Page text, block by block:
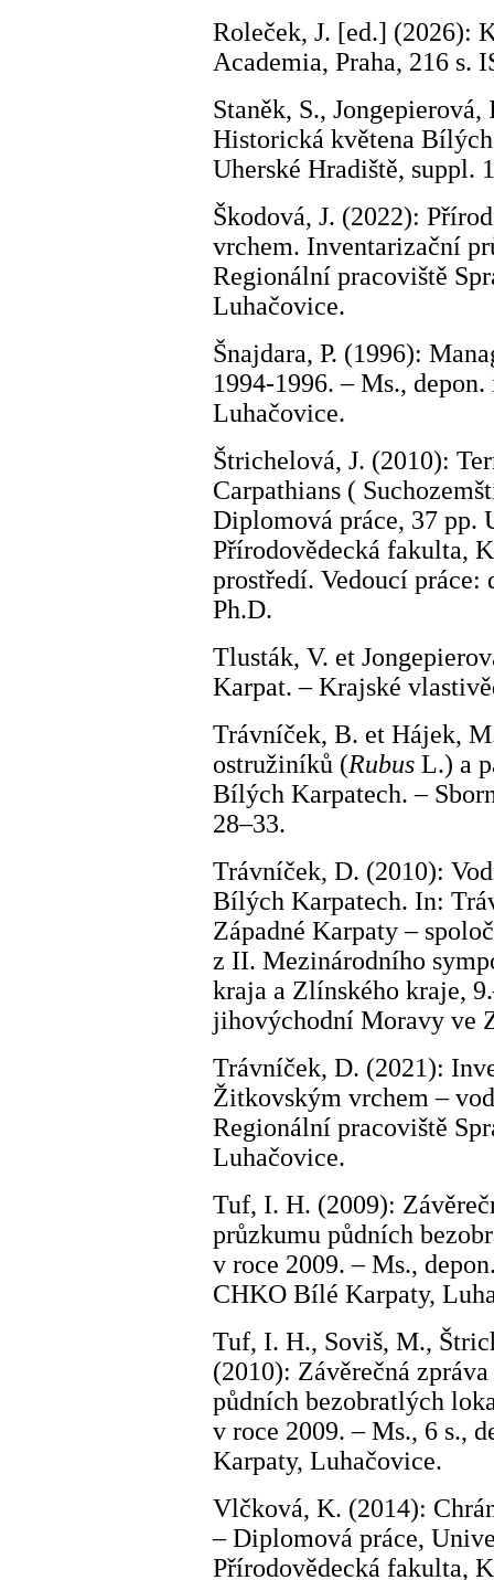
Roleček, J. [ed.] (2026):
Academia, Praha, 216 s.
Staněk, S.,
Historická květena
Uherské Hradiště, suppl.
Škodová, J. (2022):
vrchem. Inventarizační
Regionální pracoviště
Luhačovice.
Šnajdara, P. (1996):
1994-1996. – Ms.,
Luhačovice.
Štrichelová, J. (2010):
Carpathians (
Diplomová práce, 37 pp.
Přírodovědecká fakulta,
prostředí. Vedoucí
Ph.D.
Tlusták, V. et
Karpat. – Krajské
Trávníček, B. et Hájek,
ostružiníků (Rubus L.) a
Bílých Karpatech. –
28–33.
Trávníček, D. (2010):
Bílých Karpatech. In:
Západné Karpaty –
z II. Mezinárodního
kraja a Zlínského kraje,
jihovýchodní Moravy ve
Trávníček, D. (2021):
Žitkovským vrchem –
Regionální pracoviště
Luhačovice.
Tuf, I. H. (2009):
průzkumu půdních
v roce 2009. – Ms.,
CHKO Bílé Karpaty,
Tuf, I. H., Soviš, M.,
(2010): Závěrečná
půdních bezobratlých
v roce 2009. – Ms., 6 s.,
Karpaty, Luhačovice.
Vlčková, K. (2014):
– Diplomová práce,
Přírodovědecká fakulta,